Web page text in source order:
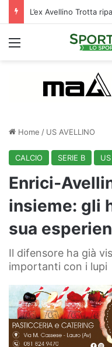
L’ex Avellino Trotta
Menu
Home / US AVELLINO
CALCIO SERIE B
insieme: gli
sua
Il difensore ha già
importanti con i lupi